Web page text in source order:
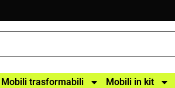
Mobili trasformabili Mobili in kit